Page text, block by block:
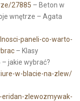
27885 – Beton w
wnętrze – Agata
paneli-co-warto-
– Klasy
– jakie wybrać?
w-blacie-na-zlew/
zlewozmywak-